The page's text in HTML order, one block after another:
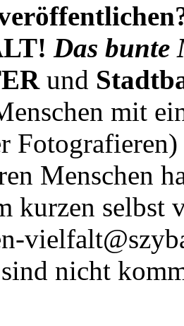
Das bunte
und
mit
Menschen
kurzen selbst
nicht